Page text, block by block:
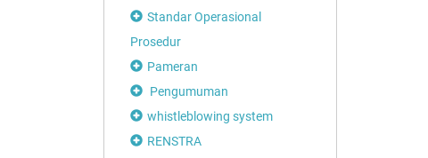
Standar Operasional
Prosedur
Pameran
Pengumuman
whistleblowing system
RENSTRA